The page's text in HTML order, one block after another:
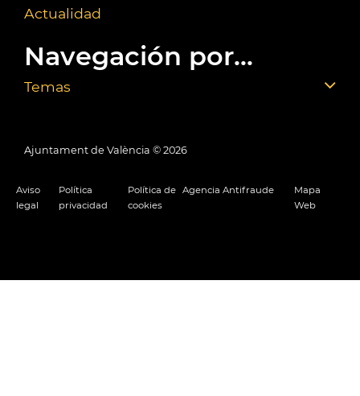
Actualidad
Navegación por...
Temas
Ajuntament de València © 2026
Aviso
legal
Política
privacidad
Política de
cookies
Agencia Antifraude
Mapa
Web